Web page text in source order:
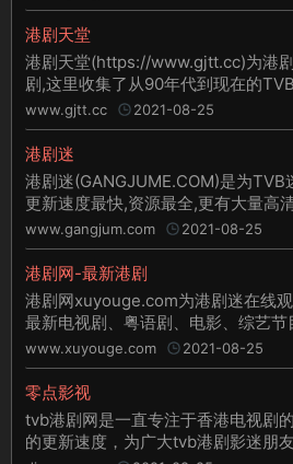
港剧天堂
港剧天堂(https://www.gjtt.cc)为港
剧,这里收集了从90年代到现在的
是我们华人影视娱乐大平台，大家喜
也喜欢港剧的朋友们！
www.gjtt.cc 2021-08-25
港剧迷
港剧迷(GANGJUME.COM)是为TVB
更新速度最快,资源最全,更有大量高
坚持为TVB迷更新电视剧,我爱TVB!!
www.gangjum.com 2021-08-25
港剧网-最新港剧
港剧网xuyouge.com为港剧迷在线
最新电视剧、粤语剧、电影、综艺节
港剧网
www.xuyouge.com 2021-08-25
零点影视
tvb港剧网是一直专注于香港电视剧
的更新速度，为广大tvb港剧影迷朋